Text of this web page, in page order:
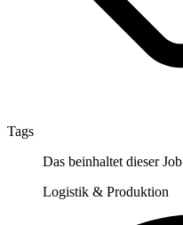
Tags
Das beinhaltet dieser Job
Logistik & Produktion